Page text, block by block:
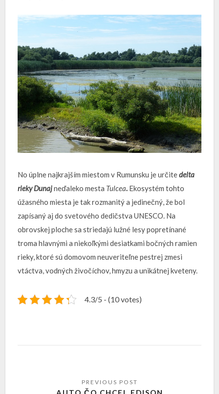
No úplne najkrajším miestom v Rumunsku je určitedelta
rieky Dunajneďaleko mesta Tulcea. Ekosystém tohto
úžasného miesta je tak rozmanitý a jedinečný, že bol
zapísaný aj do svetového dedičstva UNESCO. Na
obrovskej ploche sa striedajú lužné lesy popretínané
troma hlavnými a niekoľkými desiatkami bočných ramien
rieky, ktoré sú domovom neuveriteľne pestrej zmesi
vtáctva, vodných živočíchov, hmyzu a unikátnej kveteny.
4.3/5 - (10 votes)